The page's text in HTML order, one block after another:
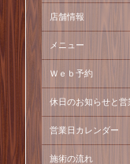
店舗情報
メニュー
Ｗｅｂ予約
休日のお知らせと営
営業日カレンダー
施術の流れ